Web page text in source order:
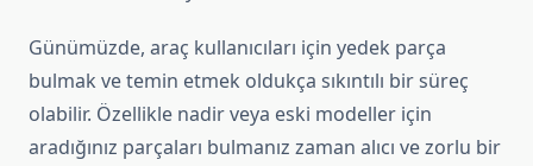
Günümüzde, araç kullanıcıları için yedek parça
bulmak ve temin etmek oldukça sıkıntılı bir süreç
olabilir. Özellikle nadir veya eski modeller için
aradığınız parçaları bulmanız zaman alıcı ve zorlu bir